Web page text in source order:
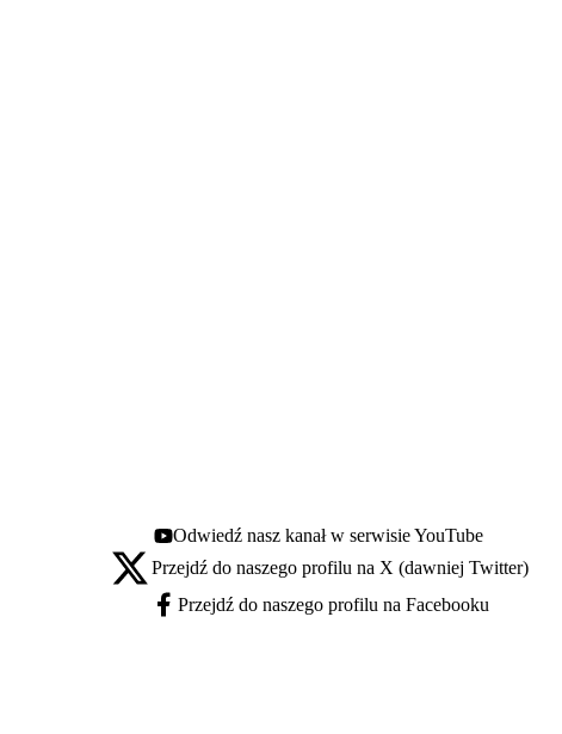
Youtube - otwiera się w nowej karcie
Odwiedź nasz kanał w serwisie YouTube
X - otwiera się w nowej karcie
Przejdź do naszego profilu na X (dawniej Twitter)
Facebook - otwiera się w nowej karcie
Przejdź do naszego profilu na Facebooku